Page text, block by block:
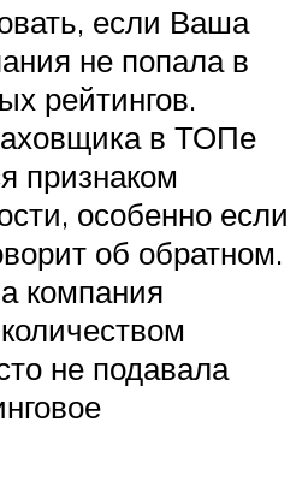
если Ваша
не попала в
рейтингов.
в ТОПе
признаком
особенно если
об обратном.
компания
не подавала